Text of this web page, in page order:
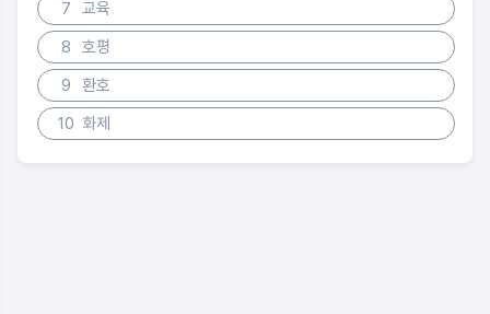
7
교육
8
호평
9
환호
10 화제